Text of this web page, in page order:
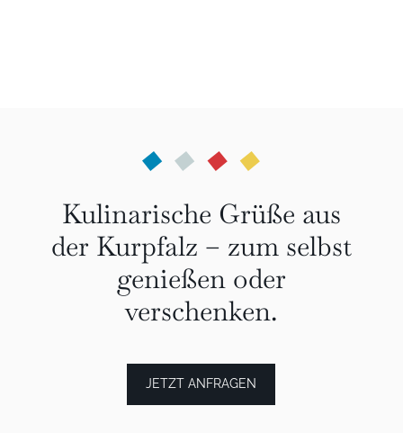
Kulinarische Grüße aus
der Kurpfalz – zum selbst
genießen oder
verschenken.
JETZT ANFRAGEN